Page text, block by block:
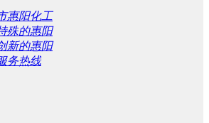
惠阳化工
殊的惠阳
新的惠阳
务热线